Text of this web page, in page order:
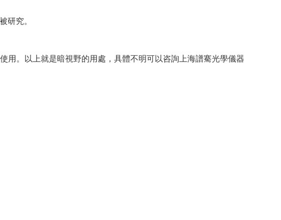
研究。
用。以上就是暗視野的用處，具體不明可以咨詢上海譜騫光學儀器